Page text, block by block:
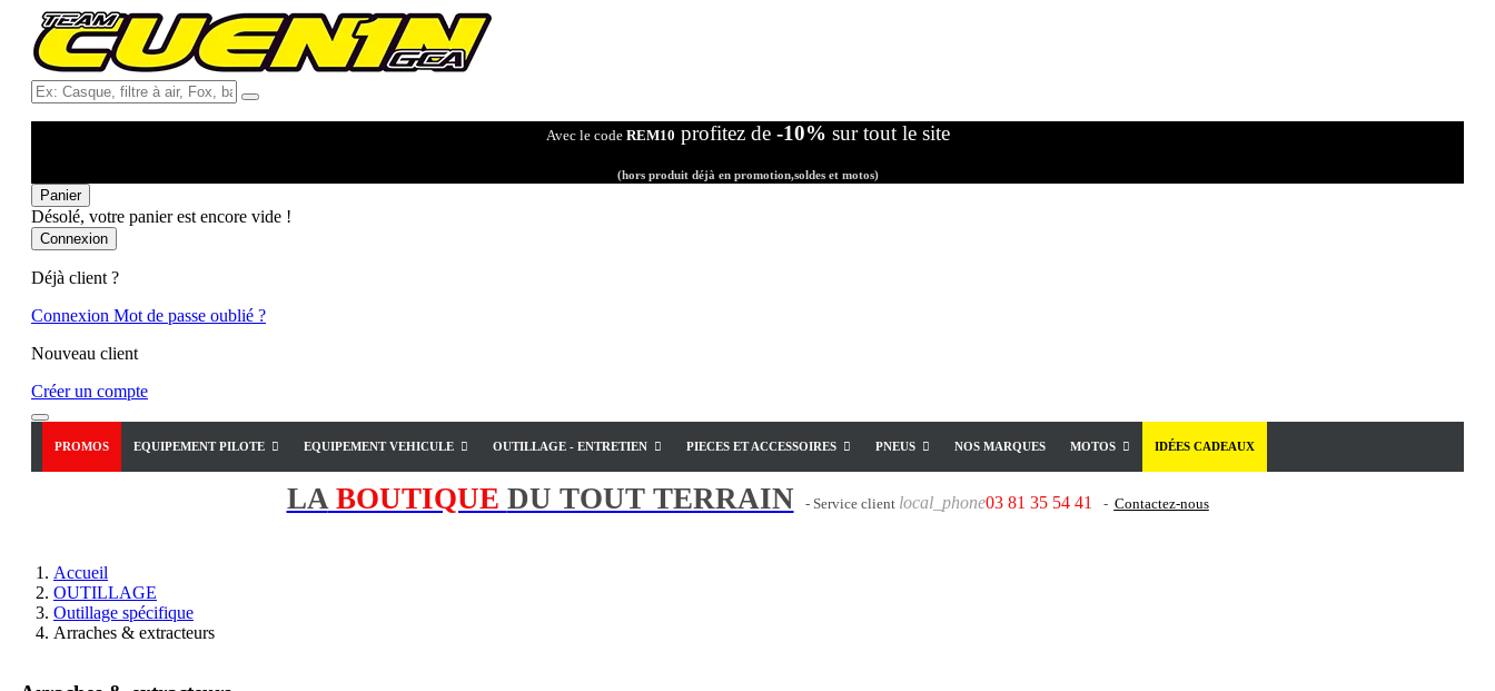
Ex:
Casque,
Fox,
...
Avec le code REM10 profitez de -10% sur tout le site
(hors produit déjà en promotion,soldes et motos)
Panier
Désolé, votre panier est encore vide !
Connexion
Déjà client ?
Connexion Mot de passe oublié ?
Nouveau client
Créer un compte
PROMOS EQUIPEMENT PILOTE EQUIPEMENT VEHICULE OUTILLAGE - ENTRETIEN PIECES ET ACCESSOIRES PNEUS NOS MARQUES MOTOS IDÉES CADEAUX
LABOUTIQUE DU TOUT TERRAIN - Service client local_phone03 81 35 54 41 - Contactez-nous
Accueil
OUTILLAGE
Outillage spécifique
Arraches & extracteurs